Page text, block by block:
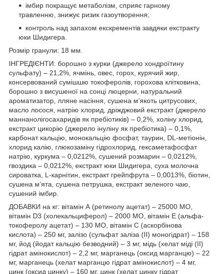
імбир покращує метаболізм, сприяє гарному
травленню, знижує ризик газоутворення;
контроль над запахом екскрементів завдяки екстракту
юки Шидигера.
Розмір гранули: 18 мм.
ІНГРЕДІЄНТИ: борошно з курки (джерело хондроїтину
сульфату) – 21,2%, ячмінь, овес, горох, курячий жир,
консервований сумішшю токоферолів, горохова клітковина,
борошно з висушеної на сонці люцерни, натуральний
ароматизатор, лляне насіння, сушена м’якоть цитрусових,
масло лосося, натрію хлорид, дріжджовий екстракт (джерело
маннанолігосахаридів як пребіотиків) – 0,2%, холіну хлорид,
екстракт цикорію (джерело інуліну як пребіотика) – 0,1%,
карбонат кальцію, монокальцію фосфат, таурин, DL-метіонін,
хлорид калію, глюкозаміну гідрохлорид, гексаметафосфат
натрію, куркума – 0,0212%, сушений розмарин – 0,0212%,
гвоздика – 0,0212%, екстракт юки Шидигера, суха молочна
сироватка, L-карнітин, екстракт грейпфрута – 0,0013%, біотин,
сушена м’ята, сушена петрушка, екстракт зеленого чаю,
сушений імбир.
ДОБАВКИ на кг: вітамін А (ретинолу ацетат) – 25000 МО,
вітамін D3 (холекальциферол) – 2000 МО, вітамін Е (альфа-
токоферолу ацетат) – 130 МО, вітамін С (аскорбінова
кислота) – 250 мг, залізо (сульфат заліза (ІІ) моногідрат) – 158
мг, йод (йодат кальцію безводний) – 3 мг, мідь (хелат міді (ІІ)
гідрат амінокислот) – 2,2 мг, марганець (оксид марганцю) – 22
мг, марганець (хелат марганцю гідрат амінокислот) – 4 мг,
цинк (оксид цинку) – 160 мг, цинк (хелат цинку гідрат